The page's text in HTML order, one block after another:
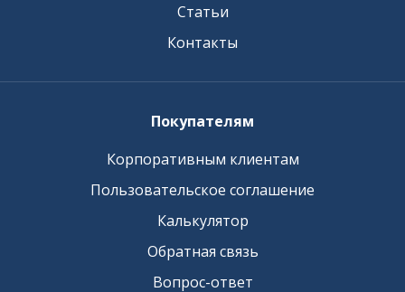
Статьи
Контакты
Покупателям
Корпоративным клиентам
Пользовательское соглашение
Калькулятор
Обратная связь
Вопрос-ответ